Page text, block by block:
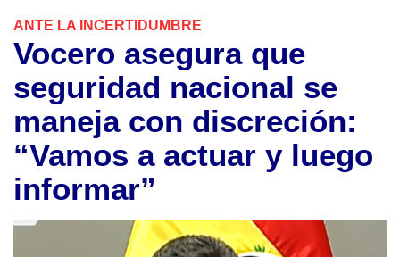
ANTE LA INCERTIDUMBRE
Vocero asegura que
seguridad nacional se
maneja con discreción:
“Vamos a actuar y luego
informar”